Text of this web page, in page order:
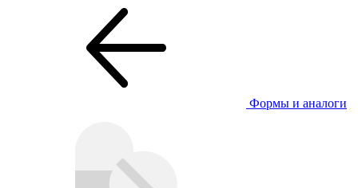
Формы и аналоги